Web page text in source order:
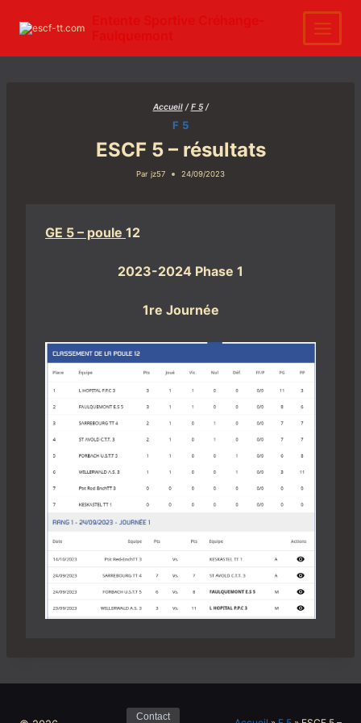
contenu
Accueil / F 5 /
F 5
ESCF 5 – résultats
Par jz57 24/09/2023
GE 5 – poule 12
2023-2024 Phase 1
1re Journée
Contact